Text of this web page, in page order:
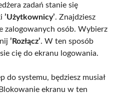
zadań stanie się
’Użytkownicy’. Znajdziesz
zalogowanych osób. Wybierz
’Rozłącz’. W ten sposób
cię do ekranu logowania.
do systemu, będziesz musiał
ekranu w ten